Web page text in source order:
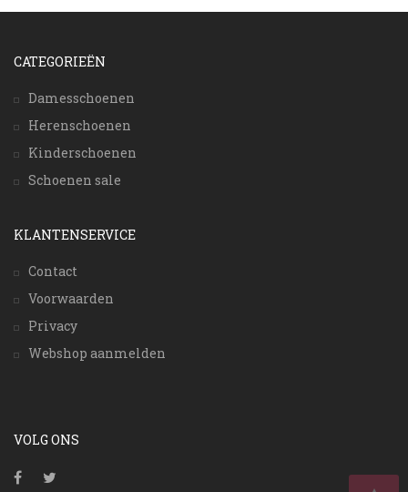
CATEGORIEËN
Damesschoenen
Herenschoenen
Kinderschoenen
Schoenen sale
KLANTENSERVICE
Contact
Voorwaarden
Privacy
Webshop aanmelden
VOLG ONS